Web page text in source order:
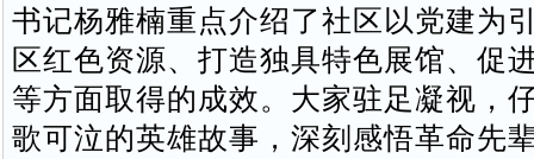
书记杨雅楠重点介绍了社区以党建为
区红色资源、打造独具特色展馆、促
等方面取得的成效。大家驻足凝视，
歌可泣的英雄故事，深刻感悟革命先